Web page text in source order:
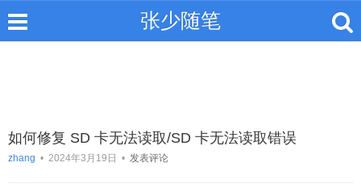
张少随笔
如何修复 SD 卡无法读取/SD 卡无法读取错误
zhang • 2024年3月19日 • 发表评论